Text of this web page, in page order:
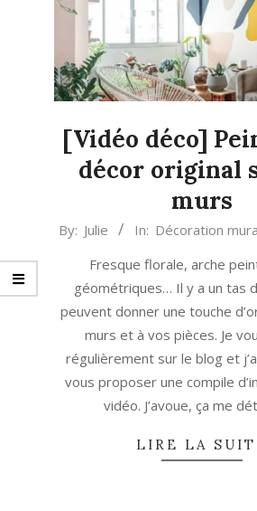
[Vidéo déco]
décor original
murs
2022-
By: Julie In: Décoration
Fresque florale, arche
géométriques… Il y a un tas
peuvent donner une touche
murs et à vos pièces. Je
régulièrement sur le blog et
vous proposer une compile
vidéo. J’avoue, ça me
LIRE LA